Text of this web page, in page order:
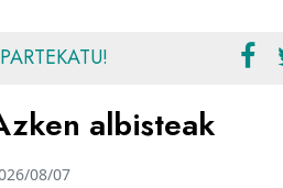
PARTEKATU!
albisteak
08/07